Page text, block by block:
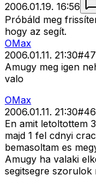
2006.01.19. 16:56
Próbáld meg
hogy az segít.
OMax
2006.01.11. 21:30#47
Amugy meg igen
valo
OMax
2006.01.11. 21:30#46
En amit letoltottem
majd 1 fel cdnyi
bemasoltam es
Amugy ha valaki
segitsegre szorulok